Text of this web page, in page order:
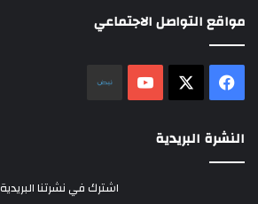
مواقع التواصل الاجتماعي
فيسبوك ‫YouTube
النشرة البريدية
اشترك في نشرتنا البريدية